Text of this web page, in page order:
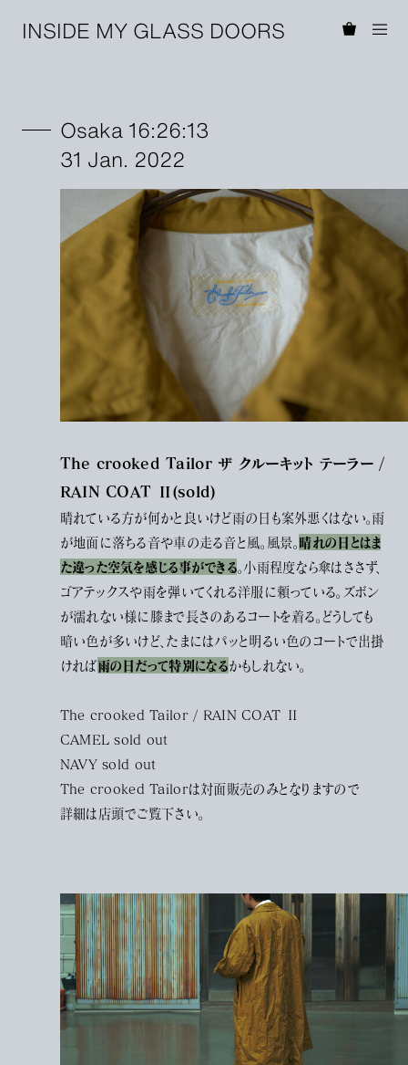
INSIDE MY GLASS DOORS
Osaka 16:26:13
31 Jan. 2022
The crooked Tailor ザ クルーキット テーラー /
RAIN COAT Ⅱ(sold)
晴れている方が何かと良いけど雨の日も案外悪くはない。雨
が地面に落ちる音や車の走る音と風。風景。晴れの日とはま
た違った空気を感じる事ができる。小雨程度なら傘はささず、
ゴアテックスや雨を弾いてくれる洋服に頼っている。ズボン
が濡れない様に膝まで長さのあるコートを着る。どうしても
暗い色が多いけど、たまにはパッと明るい色のコートで出掛
ければ雨の日だって特別になるかもしれない。
The crooked Tailor / RAIN COAT Ⅱ
CAMEL sold out
NAVY sold out
The crooked Tailorは対面販売のみとなりますので
詳細は店頭でご覧下さい。